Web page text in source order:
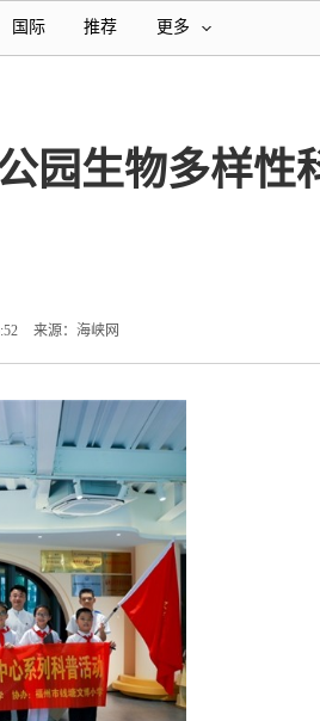
国际 推荐 更多
园生物多样性
来源：海峡网